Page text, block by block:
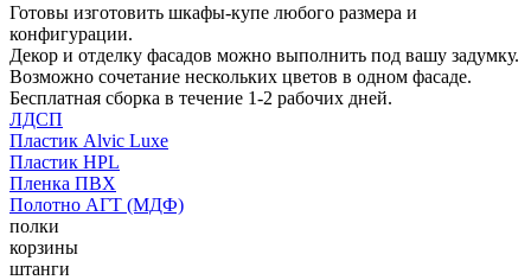
Готовы изготовить шкафы-купе любого размера и
конфигурации.
Декор и отделку фасадов можно выполнить под вашу задумку.
Возможно сочетание нескольких цветов в одном фасаде.
Бесплатная сборка в течение 1-2 рабочих дней.
ЛДСП
Пластик Alvic Luxe
Пластик HPL
Пленка ПВХ
Полотно АГТ (МДФ)
полки
корзины
штанги